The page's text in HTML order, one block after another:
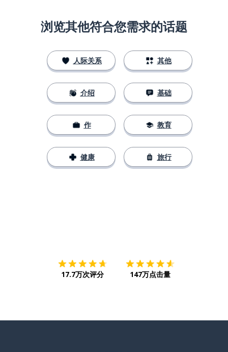
浏览其他符合您需求的话题
人际关系
介绍
作
健康
其他
基础
教育
旅行
17.7万次评分 147万点击量